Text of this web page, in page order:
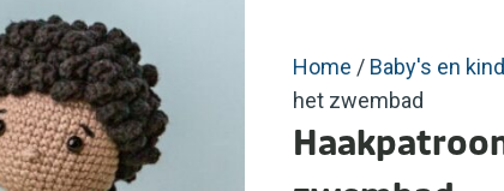
Home / Baby's en
het zwembad